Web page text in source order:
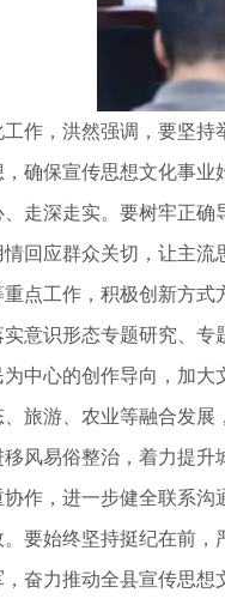
作，洪然强调，要坚持
确保宣传思想文化事
走深走实。要树牢正
回应群众关切，让主
点工作，积极创新方
意识形态专题研究、
中心的创作导向，加
旅游、农业等融合发
风易俗整治，着力提
作，进一步健全联系
要始终坚持挺纪在前
奋力推动全县宣传思